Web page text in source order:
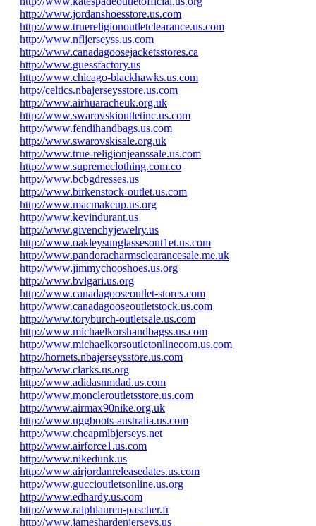
http://www.jordanshoesstore.us.com
http://www.truereligionoutletclearance.us.com
http://www.nfljerseyss.us.com
http://www.canadagoosejacketsstores.ca
http://www.guessfactory.us
http://www.chicago-blackhawks.us.com
http://celtics.nbajerseysstore.us.com
http://www.airhuaracheuk.org.uk
http://www.swarovskioutletinc.us.com
http://www.fendihandbags.us.com
http://www.swarovskisale.org.uk
http://www.true-religionjeanssale.us.com
http://www.supremeclothing.com.co
http://www.bcbgdresses.us
http://www.birkenstock-outlet.us.com
http://www.macmakeup.us.org
http://www.kevindurant.us
http://www.givenchyjewelry.us
http://www.oakleysunglassesout1et.us.com
http://www.pandoracharmsclearancesale.me.uk
http://www.jimmychooshoes.us.org
http://www.bvlgari.us.org
http://www.canadagooseoutlet-stores.com
http://www.canadagooseoutletstock.us.com
http://www.toryburch-outletsale.us.com
http://www.michaelkorshandbagss.us.com
http://www.michaelkorsoutletonlinecom.us.com
http://hornets.nbajerseysstore.us.com
http://www.clarks.us.org
http://www.adidasnmdad.us.com
http://www.moncleroutletsstore.us.com
http://www.airmax90nike.org.uk
http://www.uggboots-australia.us.com
http://www.cheapmlbjerseys.net
http://www.airforce1.us.com
http://www.nikedunk.us
http://www.airjordanreleasedates.us.com
http://www.guccioutletsonline.us.org
http://www.edhardy.us.com
http://www.ralphlauren-pascher.fr
http://www.jameshardenjerseys.us